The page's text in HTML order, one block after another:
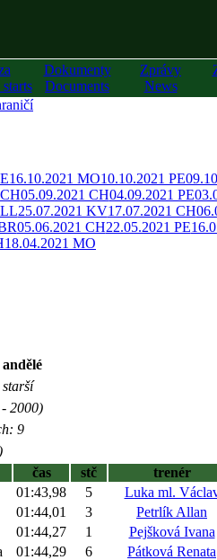
Dokumenty
Documents
Zprávy
News
16.10.2021 MO10.10.2021 PE
05.09.2021 CH04.09.2021 PE
25.07.2021 KV17.07.2021 CH
05.06.2021 CH22.05.2021 PE
18.04.2021 MO
2000)
9
čas stč trenér
01:43,98 5 Luka ml.
01:44,01 3 Petrlík Allan
01:44,27 1 Pejšková Ivana
01:44,29 6 Pátková Renata